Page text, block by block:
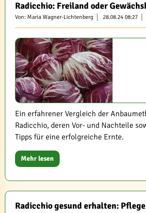
Radicchio: Freiland oder
Von: Maria Wagner-Lichtenberg 28.08.24 08:27
Ein erfahrener Vergleich der
Radicchio, deren Vor- und Nachteile
Tipps für eine erfolgreiche Ernte.
Mehr lesen
Radicchio gesund erhalten: